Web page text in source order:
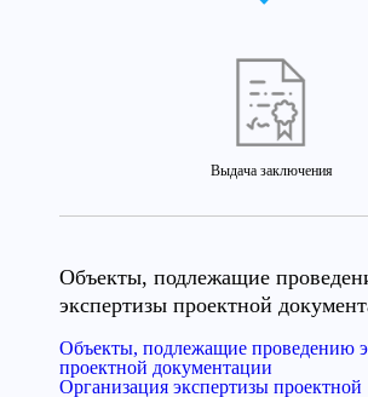
Выдача заключения
Объекты, подлежащие
экспертизы проектной
Объекты, подлежащие проведению
проектной документации
Организация экспертизы проектной